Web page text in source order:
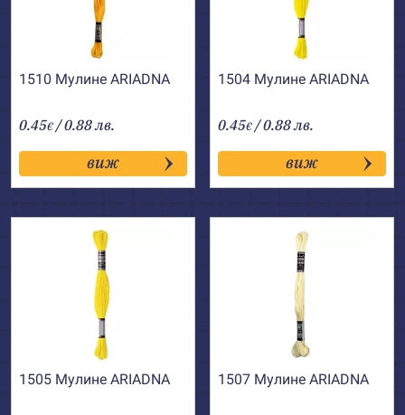
1510 Мулине АRIADNA
0.45€ / 0.88 лв.
виж
1504 Мулине АRIADNA
0.45€ / 0.88 лв.
виж
1505 Мулине АRIADNA 1507 Мулине АRIADNA